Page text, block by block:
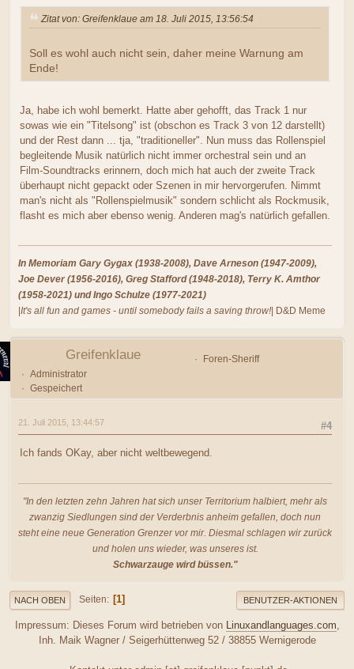
Zitat von: Greifenklaue am 18. Juli 2015, 13:56:54
Soll es wohl auch nicht sein, daher meine Warnung am
Ende!
Ja, habe ich wohl bemerkt. Hatte aber gehofft, das Track 1 nur
sowas wie ein "Titelsong" ist (obschon es Track 3 von 12 darstellt)
und der Rest dann ... tja, "traditioneller". Nun muss das Rollenspiel
begleitende Musik natürlich nicht immer orchestral sein und an
Film-Soundtracks erinnern, doch mich hat auch der zweite Track
überhaupt nicht gepackt oder Szenen in mir hervorgerufen. Nimmt
man's nicht als "Rollenspielmusik" sondern schlicht als Rockmusik,
flasht es mich aber ebenso wenig. Anderen mag's natürlich gefallen.
In Memoriam Gary Gygax (1938-2008), Dave Arneson (1947-2009),
Joe Dever (1956-2016), Greg Stafford (1948-2018), Terry K. Amthor
(1958-2021) und Ingo Schulze (1977-2021)
It's all fun and games - until somebody fails a saving throw! | D&D Meme
Greifenklaue
Foren-Sheriff
Administrator
Gespeichert
#4
21. Juli 2015, 13:44:57
Ich fands OKay, aber nicht weltbewegend.
"In den letzten zehn Jahren hat sich unser Territorium halbiert, mehr als
zwanzig Siedlungen sind der Verderbnis anheim gefallen, doch nun
steht eine neue Generation Grenzer vor mir. Diesmal schlagen wir zurück
und holen uns wieder, was unseres ist.
Schwarzauge wird büssen."
NACH OBEN Seiten 1 BENUTZER-AKTIONEN
Impressum: Dieses Forum wird betrieben von Linuxandlanguages.com
Inh. Maik Wagner / Seigerhüttenweg 52 / 38855 Wernigerode